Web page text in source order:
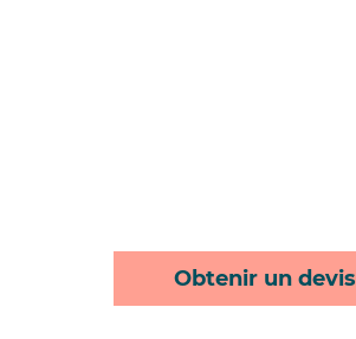
Obtenir un devis